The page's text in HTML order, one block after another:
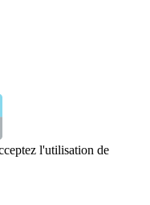
l'utilisation de